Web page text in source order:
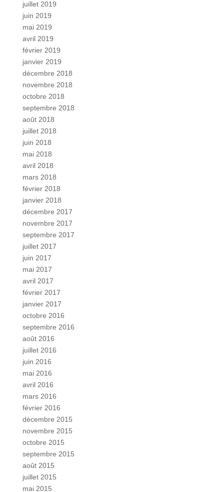
juillet 2019
juin 2019
mai 2019
avril 2019
février 2019
janvier 2019
décembre 2018
novembre 2018
octobre 2018
septembre 2018
août 2018
juillet 2018
juin 2018
mai 2018
avril 2018
mars 2018
février 2018
janvier 2018
décembre 2017
novembre 2017
septembre 2017
juillet 2017
juin 2017
mai 2017
avril 2017
février 2017
janvier 2017
octobre 2016
septembre 2016
août 2016
juillet 2016
juin 2016
mai 2016
avril 2016
mars 2016
février 2016
décembre 2015
novembre 2015
octobre 2015
septembre 2015
août 2015
juillet 2015
mai 2015